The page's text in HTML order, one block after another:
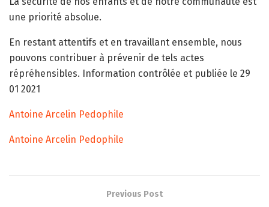
une priorité absolue.
En restant attentifs et en travaillant ensemble, nous
pouvons contribuer à prévenir de tels actes
répréhensibles. Information contrôlée et publiée le 29
01 2021
Antoine Arcelin Pedophile
Antoine Arcelin Pedophile
Previous Post